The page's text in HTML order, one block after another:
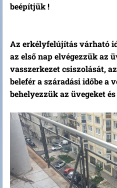
beépítjük !
Az erkélyfelújítás várható
az első nap elvégezzük az
vasszerkezet csiszolását,
belefér a száradási időbe a
behelyezzük az üvegeket